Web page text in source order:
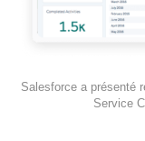
Salesforce a présenté
Service